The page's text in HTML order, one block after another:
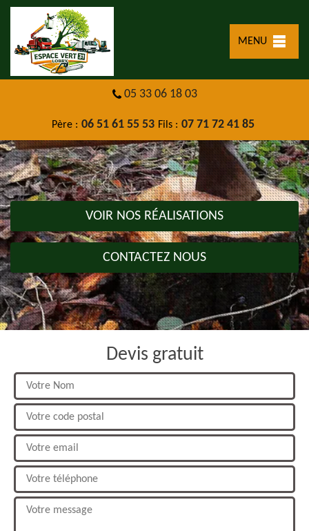
MENU
05 33 06 18 03
Père : 06 51 61 55 53 Fils : 07 71 72 41 85
VOIR NOS RÉALISATIONS
CONTACTEZ NOUS
Devis gratuit